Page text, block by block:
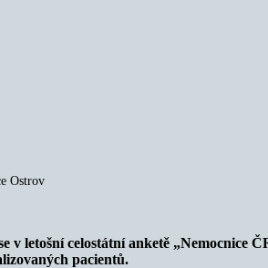
Ostrov
v letošní celostátní anketě
pacientů.